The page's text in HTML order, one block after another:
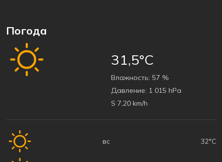
Погода
31,5°C
Bлажность: 57 %
Давление: 1 015 hPa
S 7,20 km/h
вс 32°C